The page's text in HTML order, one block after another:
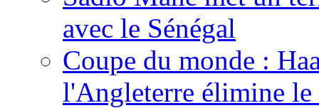
avec le Sénégal
Coupe du monde :
l'Angleterre élimine